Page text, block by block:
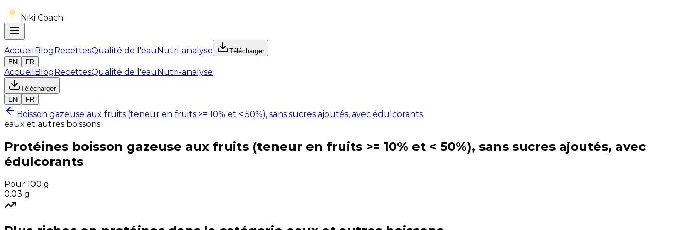
Niki Coach
Accueil BlogRecettesQualité de l'eauNutri-analyse
Télécharger
EN
FR
Accueil BlogRecettesQualité de l'eauNutri-analyse
Télécharger
EN
FR
Boisson gazeuse aux fruits (teneur en fruits >= 10% et < 50%), sans sucres ajoutés, avec édulcorants
eaux et autres boissons
Protéines boisson gazeuse aux fruits (teneur en fruits >= 10% et < 50%), sans sucres ajoutés, avec
édulcorants
Pour 100 g
0.03 g